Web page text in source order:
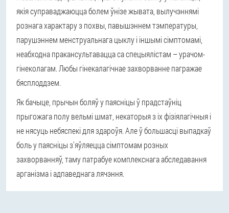
якія суправаджаюцца болем ўнізе жывата, вылучэннямі
рознага характару з похвы, павышэннем тэмпературы,
парушэннем менструальнага цыклу і іншымі сімптомамі,
неабходна пракансультавацца са спецыялістам – урачом-
гінеколагам. Любы гінекалагічнае захворванне пагражае
бясплоддзем.
Як бачыце, прычын боляў у паясніцы ў прадстаўніц
прыгожага полу вельмі шмат, некаторыя з іх фізіялагічныя і
не нясуць небяспекі для здароўя. Але ў большасці выпадкаў
боль у паясніцы з'яўляецца сімптомам розных
захворванняў, таму патрабуе комплекснага абследавання
арганізма і адпаведнага лячэння.